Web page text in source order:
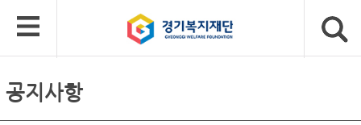
공지사항